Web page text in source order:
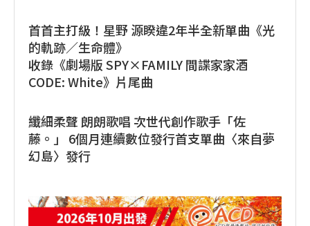
首首主打級！星野 源睽違2年半全新單曲《光
的軌跡／生命體》
收錄《劇場版 SPY×FAMILY 間諜家家酒
CODE: White》片尾曲
纖細柔聲 朗朗歌唱 次世代創作歌手「佐
藤。」 6個月連續數位發行首支單曲〈來自夢
幻島〉發行